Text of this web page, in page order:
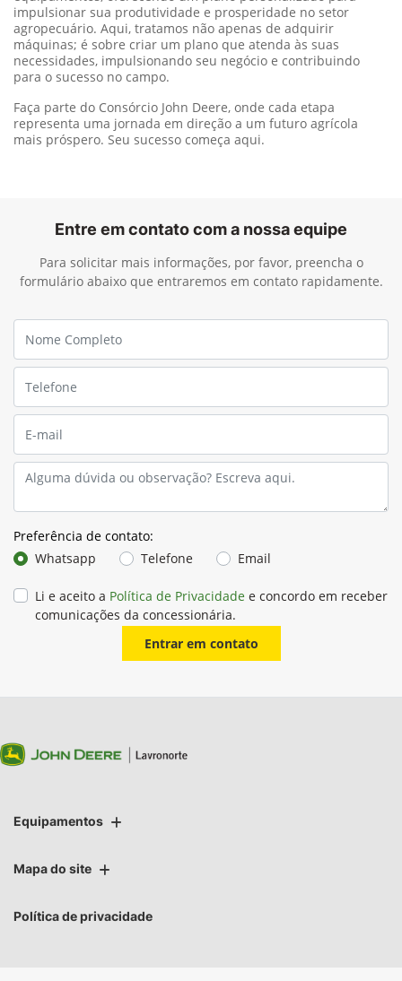
impulsionar sua produtividade e prosperidade no setor
agropecuário. Aqui, tratamos não apenas de adquirir
máquinas; é sobre criar um plano que atenda às suas
necessidades, impulsionando seu negócio e contribuindo
para o sucesso no campo.
Faça parte do Consórcio John Deere, onde cada etapa
representa uma jornada em direção a um futuro agrícola
mais próspero. Seu sucesso começa aqui.
Entre em contato com a nossa equipe
Para solicitar mais informações, por favor, preencha o
formulário abaixo que entraremos em contato rapidamente.
Preferência de contato:
Whatsapp
Telefone Email
Li e aceito a Política de Privacidade e concordo em receber
comunicações da concessionária.
Entrar em contato
Equipamentos
Mapa do site
Política de privacidade